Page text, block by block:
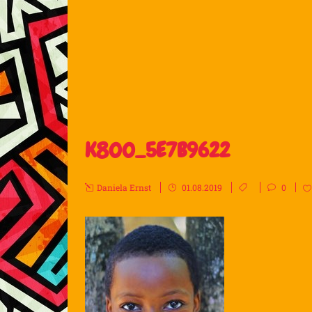
K800_5E7B9622
Daniela Ernst 01.08.2019 0